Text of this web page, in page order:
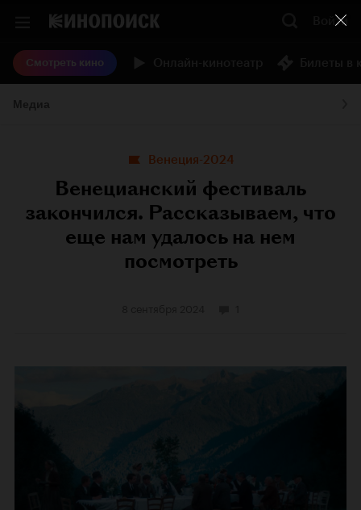
Войти
Смотреть кино
Венеция-2024
Венецианский фестиваль
закончился. Рассказываем, что
еще нам удалось на нем
посмотреть